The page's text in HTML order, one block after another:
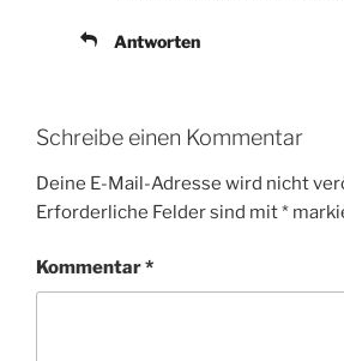
Antworten
Schreibe einen Kommentar
Deine E-Mail-Adresse wird nicht
Erforderliche Felder sind mit*
Kommentar*